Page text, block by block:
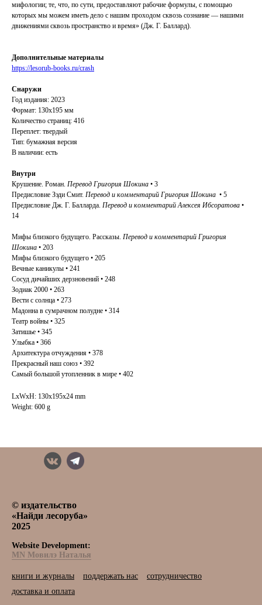
мифологии; те, что, по сути, предоставляют рабочие формулы, с помощью
которых мы можем иметь дело с нашим проходом сквозь сознание — нашими
движениями сквозь пространство и время» (Дж. Г. Баллард).
Дополнительные материалы
https://lesorub-books.ru/crash
Снаружи
Год издания: 2023
Формат: 130х195 мм
Количество страниц: 416
Переплет: твердый
Тип: бумажная версия
В наличии: есть
Внутри
Крушение. Роман. Перевод Григория Шокина • 3
Предисловие Зэди Смит. Перевод и комментарий Григория Шокина • 5
Предисловие Дж. Г. Балларда. Перевод и комментарий Алексея Ибсоратова •
14
Мифы близкого будущего. Рассказы. Перевод и комментарий Григория
Шокина • 203
Мифы близкого будущего • 205
Вечные каникулы • 241
Сосуд дичайших дерзновений • 248
Зодиак 2000 • 263
Вести с солнца • 273
Мадонна в сумрачном полудне • 314
Театр войны • 325
Затишье • 345
Улыбка • 366
Архитектура отчуждения • 378
Прекрасный наш союз • 392
Самый большой утопленник в мире • 402
LxWxH: 130x195x24 mm
Weight: 600 g
© издательство
«Найди лесоруба»
2025
Website Development:
MN Мовилэ Наталья
книги и журналы поддержать нас
сотрудничество
доставка и оплата